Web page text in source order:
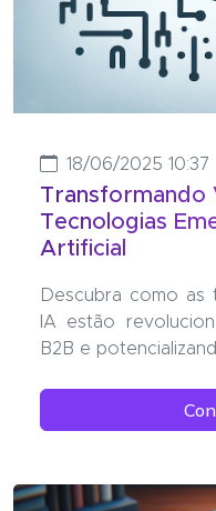
18/06/2025 10:37
Transformando
Tecnologias
Artificial
Descubra como
IA estão
B2B e